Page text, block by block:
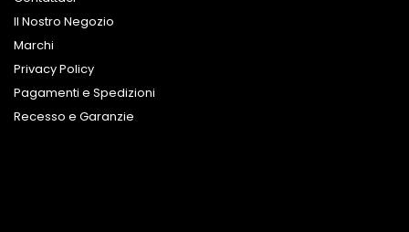
Il Nostro Negozio
Marchi
Privacy Policy
Pagamenti e Spedizioni
Recesso e Garanzie